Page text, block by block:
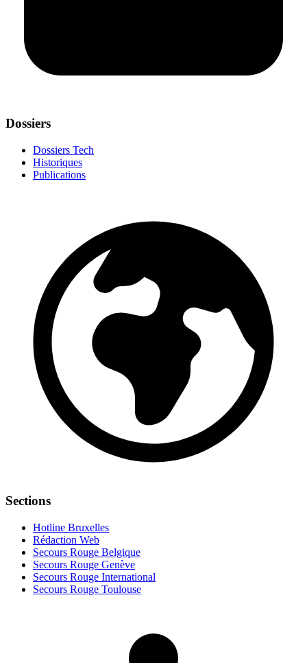
Dossiers
Dossiers Tech
Historiques
Publications
Sections
Hotline Bruxelles
Rédaction Web
Secours Rouge Belgique
Secours Rouge Genève
Secours Rouge International
Secours Rouge Toulouse